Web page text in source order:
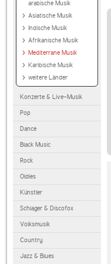
arabische Musik
Asiatische Musik
Indische Musik
Afrikanische Musik
Mediterrane Musik
Karibische Musik
weitere Länder
Konzerte & Live-Musik
Pop
Dance
Black Music
Rock
Oldies
Künstler
Schlager & Discofox
Volksmusik
Country
Jazz & Blues